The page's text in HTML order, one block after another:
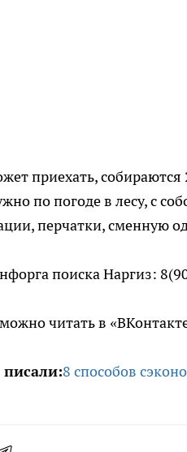
приехать,
по погоде в лесу, с
перчатки, сменную
поиска Наргиз:
читать в
8 способов